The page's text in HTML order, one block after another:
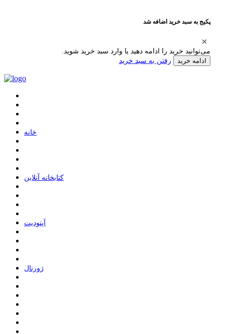
پکیج به سبد خرید اضافه شد
می‌توانید خرید را ادامه دهید یا وارد سبد خرید شوید.
ادامه خرید رفتن به سبد خرید
ﺧﺎﻧﻪ
ﮐﺘﺎﺑﺨﺎﻧﻪ ﺁﻧﻼﯾﻦ
ﺁﭘﺘﻮﺩﯾﺖ
ﮊﻭﺭﻧﺎﻝ